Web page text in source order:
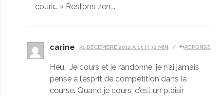
courir… » Restons zen….
carine 31 DÉCEMBRE 2012 À 15 H 32 MIN RÉPONSE
Heu… Je cours et je randonne, je n’ai jamais
pensé à l’esprit de compétition dans la
course. Quand je cours, c’est un plaisir